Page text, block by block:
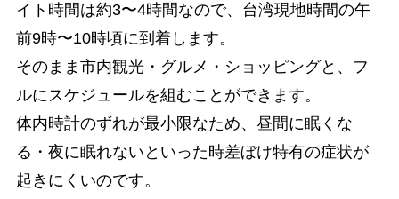
イト時間は約3〜4時間なので、台湾現地時間の午
前9時〜10時頃に到着します。
そのまま市内観光・グルメ・ショッピングと、フ
ルにスケジュールを組むことができます。
体内時計のずれが最小限なため、昼間に眠くな
る・夜に眠れないといった時差ぼけ特有の症状が
起きにくいのです。